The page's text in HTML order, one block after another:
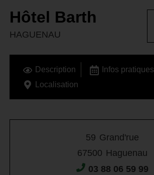
Hôtel Barth
HAGUENAU
Description
Infos pratiques
Localisation
59 Grand'rue
67500 Haguenau
03 88 06 59 99